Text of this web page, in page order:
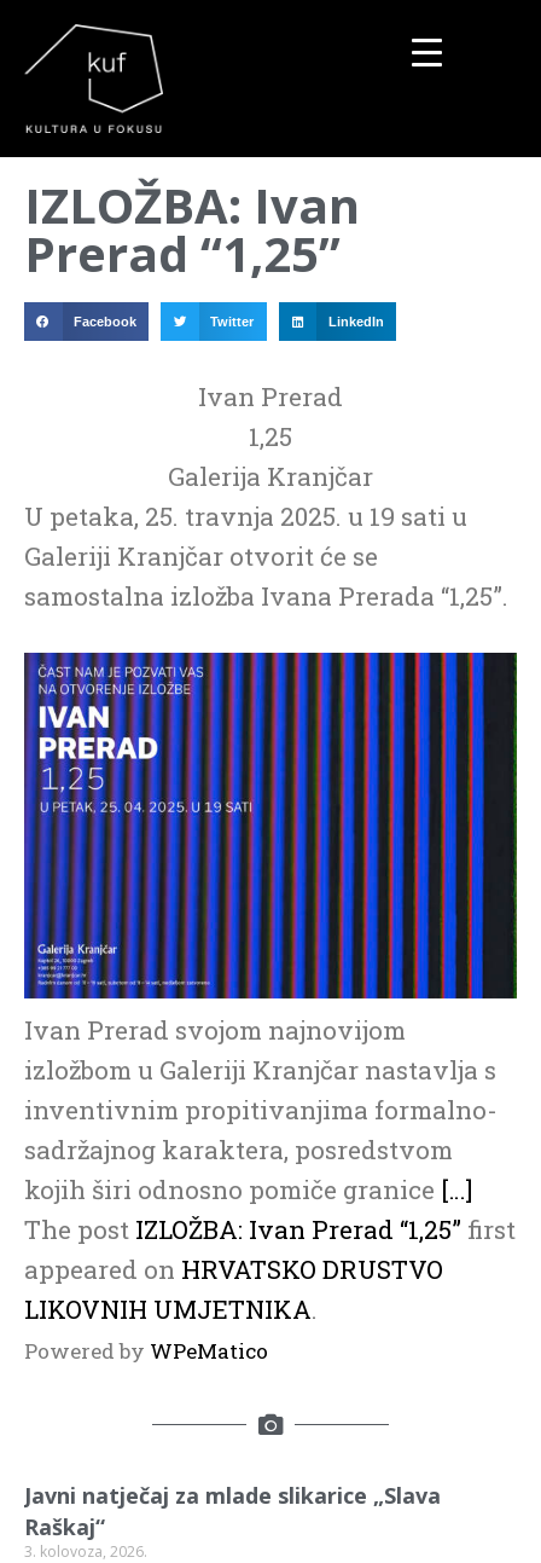
IZLOŽBA: Ivan
Prerad “1,25”
Facebook Twitter LinkedIn
Ivan Prerad
1,25
Galerija Kranjčar
U petaka, 25. travnja 2025. u 19 sati u
Galeriji Kranjčar otvorit će se
samostalna izložba Ivana Prerada “1,25”.
Ivan Prerad svojom najnovijom
izložbom u Galeriji Kranjčar nastavlja s
inventivnim propitivanjima formalno-
sadržajnog karaktera, posredstvom
kojih širi odnosno pomiče granice […]
The post IZLOŽBA: Ivan Prerad “1,25” first
appeared on HRVATSKO DRUSTVO
LIKOVNIH UMJETNIKA.
Powered by WPeMatico
Javni natječaj za mlade slikarice „Slava
Raškaj“
3. kolovoza, 2026.
▼
▼